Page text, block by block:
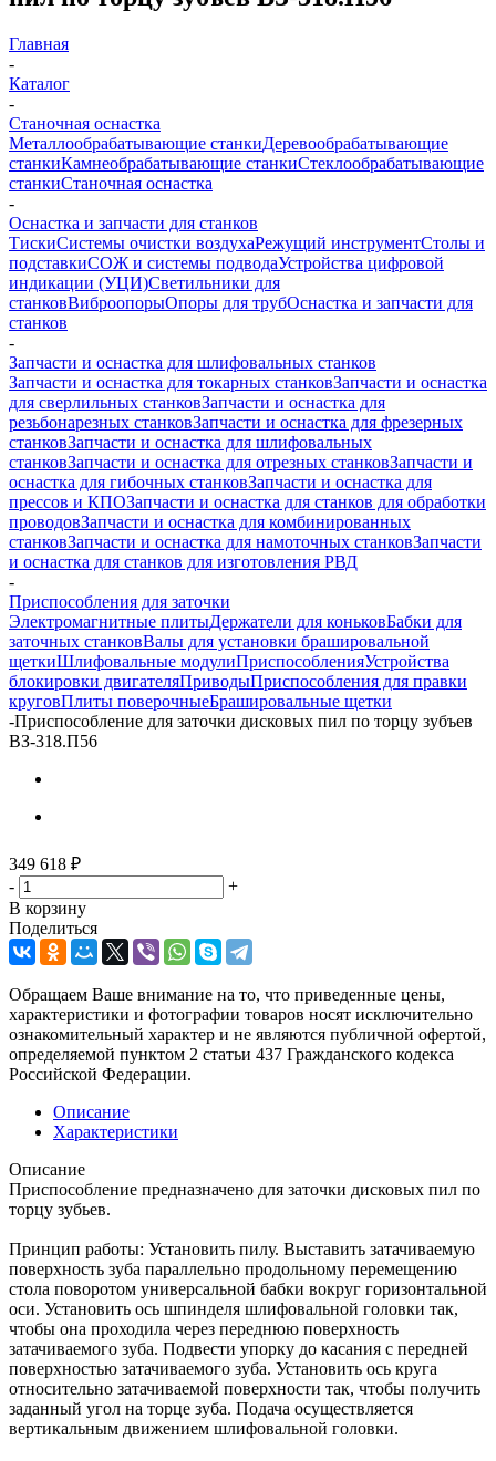
Главная
-
Каталог
-
Станочная оснастка
Металлообрабатывающие станкиДеревообрабатывающие
станкиКамнеобрабатывающие станкиСтеклообрабатывающие
станкиСтаночная оснастка
-
Оснастка и запчасти для станков
ТискиСистемы очистки воздухаРежущий инструментСтолы и
подставкиСОЖ и системы подводаУстройства цифровой
индикации (УЦИ)Светильники для
станковВиброопорыОпоры для трубОснастка и запчасти для
станков
-
Запчасти и оснастка для шлифовальных станков
Запчасти и оснастка для токарных станковЗапчасти и оснастка
для сверлильных станковЗапчасти и оснастка для
резьбонарезных станковЗапчасти и оснастка для фрезерных
станковЗапчасти и оснастка для шлифовальных
станковЗапчасти и оснастка для отрезных станковЗапчасти и
оснастка для гибочных станковЗапчасти и оснастка для
прессов и КПОЗапчасти и оснастка для станков для обработки
проводовЗапчасти и оснастка для комбинированных
станковЗапчасти и оснастка для намоточных станковЗапчасти
и оснастка для станков для изготовления РВД
-
Приспособления для заточки
Электромагнитные плитыДержатели для коньковБабки для
заточных станковВалы для установки брашировальной
щеткиШлифовальные модулиПриспособленияУстройства
блокировки двигателяПриводыПриспособления для правки
круговПлиты поверочныеБрашировальные щетки
-Приспособление для заточки дисковых пил по торцу зубъев
ВЗ-318.П56
349 618 ₽
-
+
В корзину
Поделиться
Обращаем Ваше внимание на то, что приведенные цены,
характеристики и фотографии товаров носят исключительно
ознакомительный характер и не являются публичной офертой,
определяемой пунктом 2 статьи 437 Гражданского кодекса
Российской Федерации.
Описание
Характеристики
Описание
Приспособление предназначено для заточки дисковых пил по
торцу зубьев.
Принцип работы: Установить пилу. Выставить затачиваемую
поверхность зуба параллельно продольному перемещению
стола поворотом универсальной бабки вокруг горизонтальной
оси. Установить ось шпинделя шлифовальной головки так,
чтобы она проходила через переднюю поверхность
затачиваемого зуба. Подвести упорку до касания с передней
поверхностью затачиваемого зуба. Установить ось круга
относительно затачиваемой поверхности так, чтобы получить
заданный угол на торце зуба. Подача осуществляется
вертикальным движением шлифовальной головки.